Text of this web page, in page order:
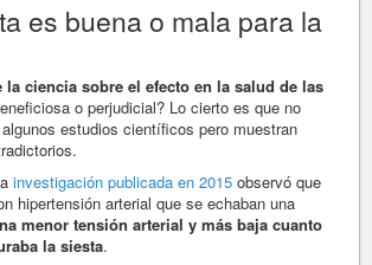
es buena o mala para la
la ciencia sobre el efecto en la salud de las
o perjudicial? Lo cierto es que no
estudios científicos pero muestran
investigación publicada en 2015 observó que
hipertensión arterial que se echaban una
menor tensión arterial y más baja cuanto
la siesta.